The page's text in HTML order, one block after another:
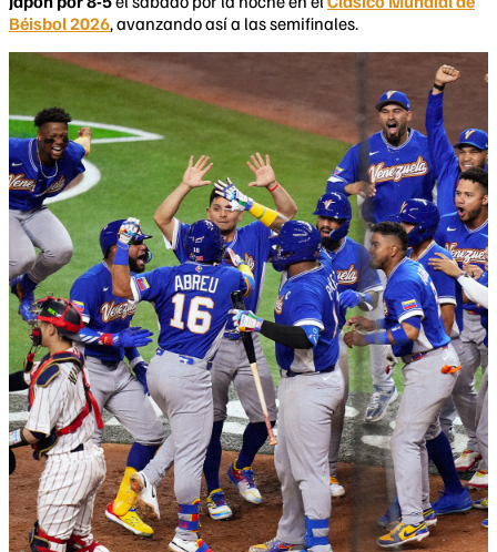
Béisbol 2026, avanzando así a las semifinales.